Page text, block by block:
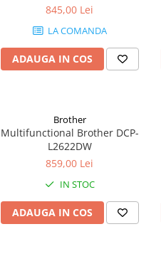
845,00 Lei
LA COMANDA
ADAUGA IN COS
Brother
Multifunctional Brother DCP-
L2622DW
859,00 Lei
IN STOC
ADAUGA IN COS